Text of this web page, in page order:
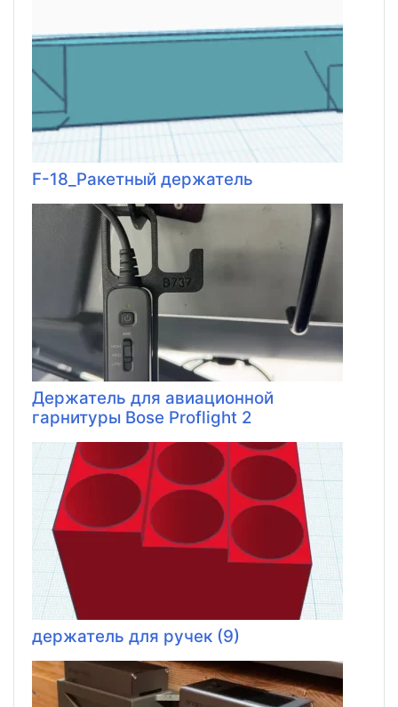
F-18_Ракетный держатель
Держатель для авиационной
гарнитуры Bose Proflight 2
держатель для ручек (9)